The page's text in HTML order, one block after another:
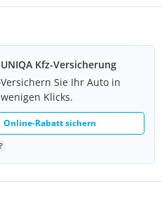
UNIQA Kfz-Versicherung
Versichern Sie Ihr Auto in
wenigen Klicks.
Online-Rabatt sichern